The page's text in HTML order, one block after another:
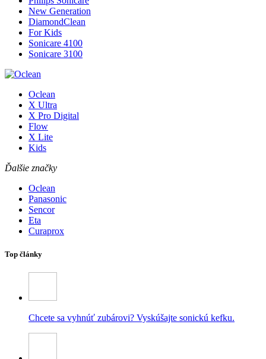
New Generation
DiamondClean
For Kids
Sonicare 4100
Sonicare 3100
Oclean
X Ultra
X Pro Digital
Flow
X Lite
Kids
Ďalšie značky
Oclean
Panasonic
Sencor
Eta
Curaprox
Top články
Chcete sa vyhnúť zubárovi? Vyskúšajte sonickú kefku.